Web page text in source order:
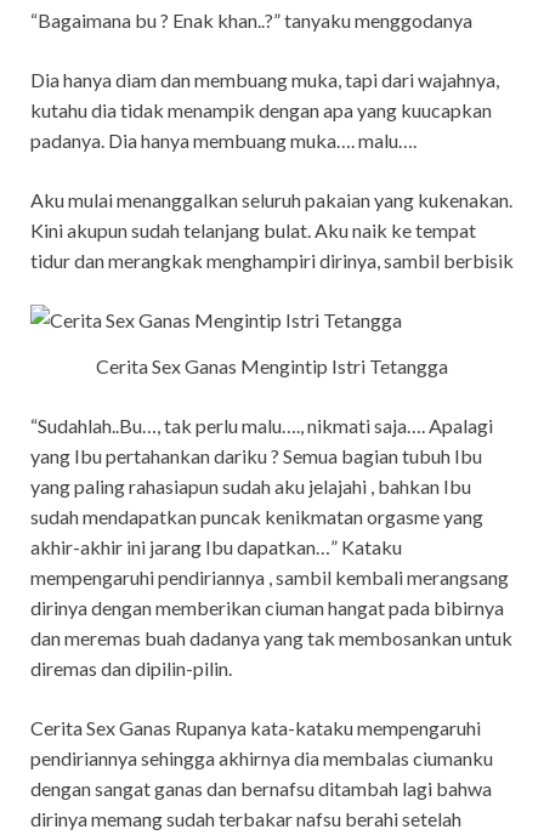
“Bagaimana bu ? Enak khan..?” tanyaku menggodanya
Dia hanya diam dan membuang muka, tapi dari wajahnya,
kutahu dia tidak menampik dengan apa yang kuucapkan
padanya. Dia hanya membuang muka…. malu….
Aku mulai menanggalkan seluruh pakaian yang kukenakan.
Kini akupun sudah telanjang bulat. Aku naik ke tempat
tidur dan merangkak menghampiri dirinya, sambil berbisik
Cerita Sex Ganas Mengintip Istri Tetangga
“Sudahlah..Bu…, tak perlu malu…., nikmati saja…. Apalagi
yang Ibu pertahankan dariku ? Semua bagian tubuh Ibu
yang paling rahasiapun sudah aku jelajahi , bahkan Ibu
sudah mendapatkan puncak kenikmatan orgasme yang
akhir-akhir ini jarang Ibu dapatkan…” Kataku
mempengaruhi pendiriannya , sambil kembali merangsang
dirinya dengan memberikan ciuman hangat pada bibirnya
dan meremas buah dadanya yang tak membosankan untuk
diremas dan dipilin-pilin.
Cerita Sex Ganas Rupanya kata-kataku mempengaruhi
pendiriannya sehingga akhirnya dia membalas ciumanku
dengan sangat ganas dan bernafsu ditambah lagi bahwa
dirinya memang sudah terbakar nafsu berahi setelah